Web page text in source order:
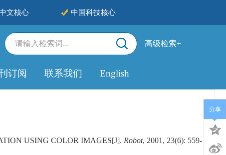
文核心 中国科技核心
订阅 联系我们 English
高级检索+
USING COLOR IMAGES[J]. Robot, 2001, 23(6): 559-
分享